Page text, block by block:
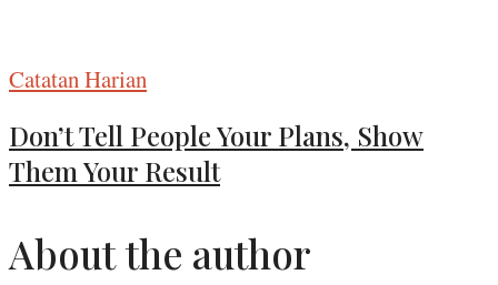
Catatan Harian
Don’t Tell People Your Plans, Show
Them Your Result
About the author